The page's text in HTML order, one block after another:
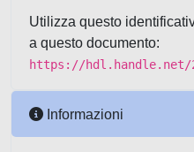
Utilizza questo
a questo documento:
https://hdl.handle.net/
Informazioni